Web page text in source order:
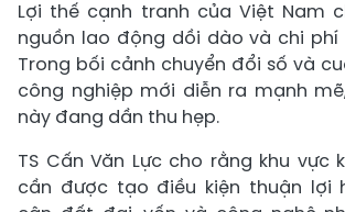
Lợi thế cạnh tranh của Việt Nam
nguồn lao động dồi dào và chi phí
Trong bối cảnh chuyển đổi số và
công nghiệp mới diễn ra mạnh
này đang dần thu hẹp.
TS Cấn Văn Lực cho rằng khu vực
cần được tạo điều kiện thuận lợi